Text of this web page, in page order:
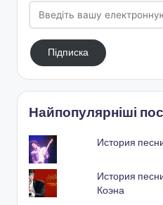
вашу
електронную
поштуПідписка
Найпопулярніші
История
История
Коэна